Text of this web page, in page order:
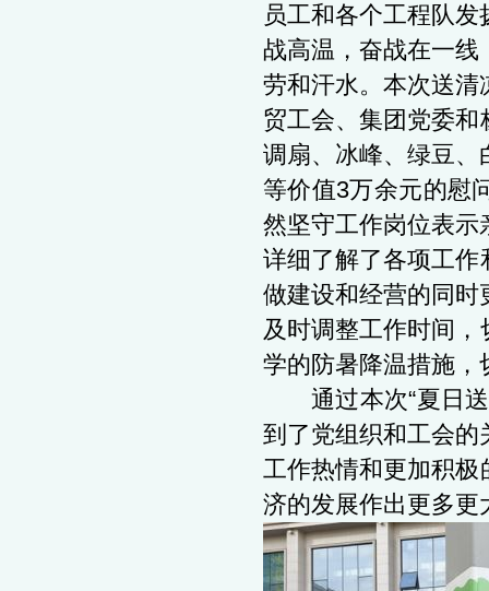
员工和各个工程队发
战高温，奋战在一
劳和汗水。本次送清
贸工会、集团党委
调扇、冰峰、绿豆、
等价值3万余元的慰
然坚守工作岗位表示
详细了解了各项工
做建设和经营的同时
及时调整工作时间
学的防暑降温措施，
通过本次“夏日送
到了党组织和工会的
工作热情和更加积
济的发展作出更多更